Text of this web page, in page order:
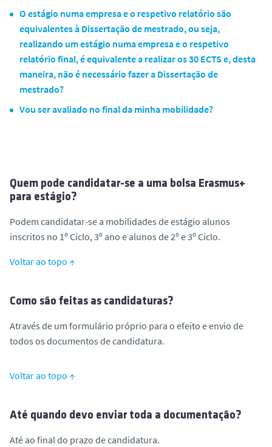
O estágio numa empresa e o respetivo relatório são
equivalentes à Dissertação de mestrado, ou seja,
realizando um estágio numa empresa e o respetivo
relatório final, é equivalente a realizar os 30 ECTS e, desta
maneira, não é necessário fazer a Dissertação de
mestrado?
Vou ser avaliado no final da minha mobilidade?
Quem pode candidatar-se a uma bolsa Erasmus+
para estágio?
Podem candidatar-se a mobilidades de estágio alunos
inscritos no 1º Ciclo, 3º ano e alunos de 2º e 3º Ciclo.
Voltar ao topo ↑
Como são feitas as candidaturas?
Através de um formulário próprio para o efeito e envio de
todos os documentos de candidatura.
Voltar ao topo ↑
Até quando devo enviar toda a documentação?
Até ao final do prazo de candidatura.